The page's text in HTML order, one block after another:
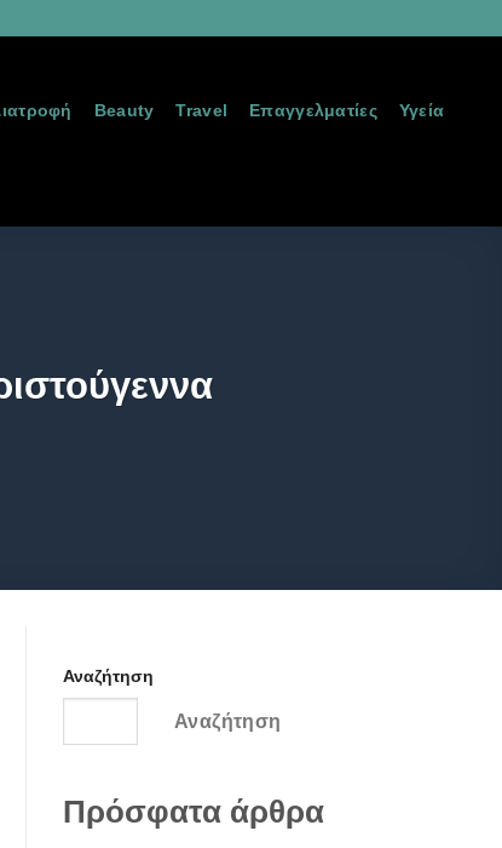
Beauty Travel Επαγγελματίες Υγεία
Αναζήτηση
Αναζήτηση
Πρόσφατα άρθρα